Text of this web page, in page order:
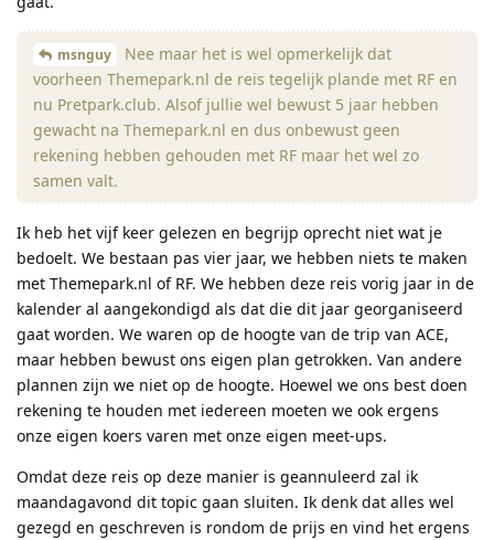
msnguy
Nee maar het is wel opmerkelijk dat
voorheen Themepark.nl de reis tegelijk plande met RF en
nu Pretpark.club. Alsof jullie wel bewust 5 jaar hebben
gewacht na Themepark.nl en dus onbewust geen
rekening hebben gehouden met RF maar het wel zo
samen valt.
Ik heb het vijf keer gelezen en begrijp oprecht niet wat je
bedoelt. We bestaan pas vier jaar, we hebben niets te maken
met Themepark.nl of RF. We hebben deze reis vorig jaar in de
kalender al aangekondigd als dat die dit jaar georganiseerd
gaat worden. We waren op de hoogte van de trip van ACE,
maar hebben bewust ons eigen plan getrokken. Van andere
plannen zijn we niet op de hoogte. Hoewel we ons best doen
rekening te houden met iedereen moeten we ook ergens
onze eigen koers varen met onze eigen meet-ups.
Omdat deze reis op deze manier is geannuleerd zal ik
maandagavond dit topic gaan sluiten. Ik denk dat alles wel
gezegd en geschreven is rondom de prijs en vind het ergens